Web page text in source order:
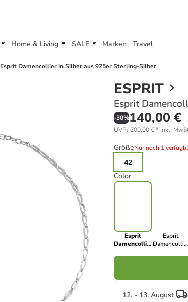
Home & Living SALE Marken Travel
Esprit Damencollier in Silber aus 925er Sterling-Silber
ESPRIT
Esprit
-30%140,00 €
UVP: 200,00 €* inkl.
GrößeNur noch 1
42
Color
Esprit
Damencollier
Esprit
Damencollier
12. - 13. August